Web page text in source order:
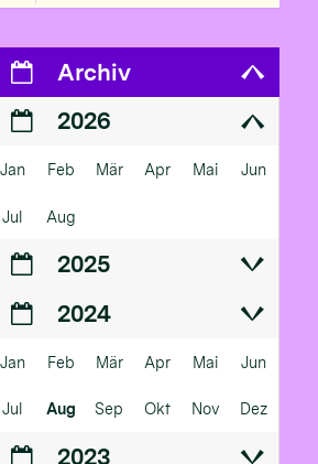
Archiv
2026
Jan Feb Mär Apr Mai Jun
Jul Aug
2025
2024
Jan Feb Mär Apr Mai Jun
Jul Aug Sep Okt Nov Dez
2023